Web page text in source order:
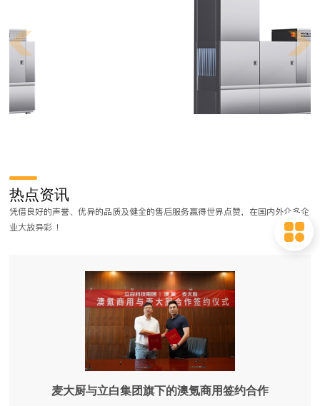
商用厨房工程是一项非常严谨的工作，在做厨房工程对菜式品类、装修风
格要求比较高，需要不同程度的定制工作和流程。那么，商用厨房工程设
计都有哪些流程？
热点资讯
凭借良好的声誉、优异的品质及健全的售后服务赢得世界点赞，在国内外众多企
业大放异彩 ！
麦大厨与立白集团旗下的澳氪商用签约合作